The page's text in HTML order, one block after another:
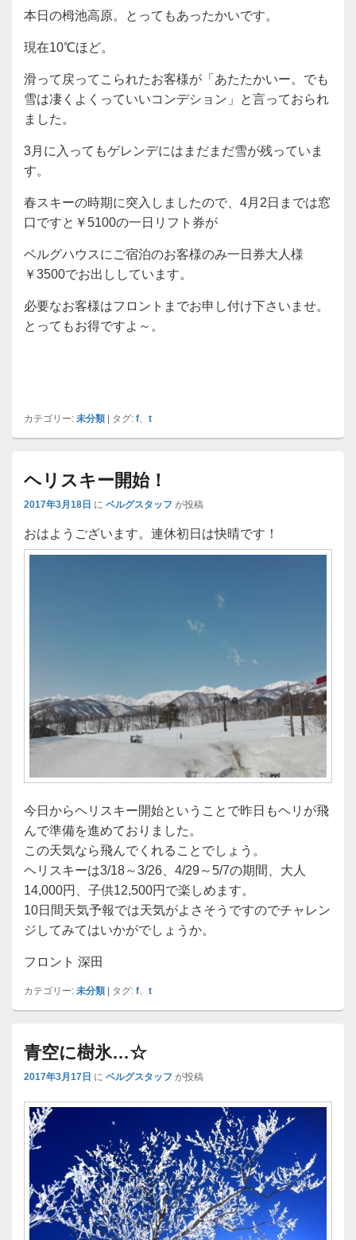
本日の栂池高原。とってもあったかいです。
現在10℃ほど。
滑って戻ってこられたお客様が「あたたかいー。でも
雪は凄くよくっていいコンデション」と言っておられ
ました。
3月に入ってもゲレンデにはまだまだ雪が残っていま
す。
春スキーの時期に突入しましたので、4月2日までは窓
口ですと￥5100の一日リフト券が
ベルグハウスにご宿泊のお客様のみ一日券大人様
￥3500でお出ししています。
必要なお客様はフロントまでお申し付け下さいませ。
とってもお得ですよ～。
カテゴリー: 未分類 タグ: f、 t
ヘリスキー開始！
2017年3月18日 に ベルグスタッフ が投稿
おはようございます。連休初日は快晴です！
今日からヘリスキー開始ということで昨日もヘリが飛
んで準備を進めておりました。
この天気なら飛んでくれることでしょう。
ヘリスキーは3/18～3/26、4/29～5/7の期間、大人
14,000円、子供12,500円で楽しめます。
10日間天気予報では天気がよさそうですのでチャレン
ジしてみてはいかがでしょうか。
フロント 深田
カテゴリー: 未分類 タグ: f、 t
青空に樹氷…☆
2017年3月17日 に ベルグスタッフ が投稿